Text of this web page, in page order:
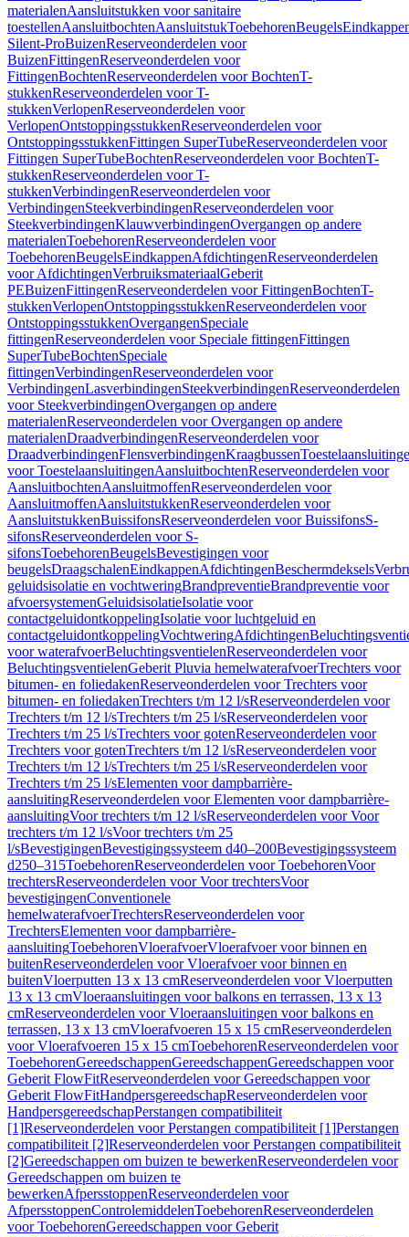
materialenAansluitstukken voor sanitaire
toestellenAansluitbochtenAansluitstukToebehorenBeugels
Silent-ProBuizenReserveonderdelen voor
BuizenFittingenReserveonderdelen voor
FittingenBochtenReserveonderdelen voor BochtenT-
stukkenReserveonderdelen voor T-
stukkenVerlopenReserveonderdelen voor
VerlopenOntstoppingsstukkenReserveonderdelen voor
OntstoppingsstukkenFittingen SuperTubeReserveonderdelen voor
Fittingen SuperTubeBochtenReserveonderdelen voor BochtenT-
stukkenReserveonderdelen voor T-
stukkenVerbindingenReserveonderdelen voor
VerbindingenSteekverbindingenReserveonderdelen voor
SteekverbindingenKlauwverbindingenOvergangen op andere
materialenToebehorenReserveonderdelen voor
ToebehorenBeugelsEindkappenAfdichtingenReserveonderdelen
voor AfdichtingenVerbruiksmateriaalGeberit
PEBuizenFittingenReserveonderdelen voor FittingenBochtenT-
stukkenVerlopenOntstoppingsstukkenReserveonderdelen voor
OntstoppingsstukkenOvergangenSpeciale
fittingenReserveonderdelen voor Speciale fittingenFittingen
SuperTubeBochtenSpeciale
fittingenVerbindingenReserveonderdelen voor
VerbindingenLasverbindingenSteekverbindingenReserveonderdelen
voor SteekverbindingenOvergangen op andere
materialenReserveonderdelen voor Overgangen op andere
materialenDraadverbindingenReserveonderdelen voor
DraadverbindingenFlensverbindingenKraagbussen
voor ToestelaansluitingenAansluitbochtenReserveonderdelen voor
AansluitbochtenAansluitmoffenReserveonderdelen voor
AansluitmoffenAansluitstukkenReserveonderdelen voor
AansluitstukkenBuissifonsReserveonderdelen voor BuissifonsS-
sifonsReserveonderdelen voor S-
sifonsToebehorenBeugelsBevestigingen voor
beugelsDraagschalenEindkappenAfdichtingenBeschermdeksels
geluidsisolatie en vochtweringBrandpreventieBrandpreventie voor
afvoersystemenGeluidsisolatieIsolatie voor
contactgeluidontkoppelingIsolatie voor luchtgeluid en
contactgeluidontkoppelingVochtweringAfdichtingen
voor waterafvoerBeluchtingsventielenReserveonderdelen voor
BeluchtingsventielenGeberit Pluvia hemelwaterafvoerTrechters voor
bitumen- en foliedakenReserveonderdelen voor Trechters voor
bitumen- en foliedakenTrechters t/m 12 l/sReserveonderdelen voor
Trechters t/m 12 l/sTrechters t/m 25 l/sReserveonderdelen voor
Trechters t/m 25 l/sTrechters voor gotenReserveonderdelen voor
Trechters voor gotenTrechters t/m 12 l/sReserveonderdelen voor
Trechters t/m 12 l/sTrechters t/m 25 l/sReserveonderdelen voor
Trechters t/m 25 l/sElementen voor dampbarrière-
aansluitingReserveonderdelen voor Elementen voor dampbarrière-
aansluitingVoor trechters t/m 12 l/sReserveonderdelen voor Voor
trechters t/m 12 l/sVoor trechters t/m 25
l/sBevestigingenBevestigingssysteem d40–200Bevestigingssysteem
d250–315ToebehorenReserveonderdelen voor ToebehorenVoor
trechtersReserveonderdelen voor Voor trechtersVoor
bevestigingenConventionele
hemelwaterafvoerTrechtersReserveonderdelen voor
TrechtersElementen voor dampbarrière-
aansluitingToebehorenVloerafvoerVloerafvoer voor binnen en
buitenReserveonderdelen voor Vloerafvoer voor binnen en
buitenVloerputten 13 x 13 cmReserveonderdelen voor Vloerputten
13 x 13 cmVloeraansluitingen voor balkons en terrassen, 13 x 13
cmReserveonderdelen voor Vloeraansluitingen voor balkons en
terrassen, 13 x 13 cmVloerafvoeren 15 x 15 cmReserveonderdelen
voor Vloerafvoeren 15 x 15 cmToebehorenReserveonderdelen voor
ToebehorenGereedschappenGereedschappenGereedschappen voor
Geberit FlowFitReserveonderdelen voor Gereedschappen voor
Geberit FlowFitHandpersgereedschapReserveonderdelen voor
HandpersgereedschapPerstangen compatibiliteit
[1]Reserveonderdelen voor Perstangen compatibiliteit [1]Perstangen
compatibiliteit [2]Reserveonderdelen voor Perstangen compatibiliteit
[2]Gereedschappen om buizen te bewerkenReserveonderdelen voor
Gereedschappen om buizen te
bewerkenAfpersstoppenReserveonderdelen voor
AfpersstoppenControlemiddelenToebehorenReserveonderdelen
voor ToebehorenGereedschappen voor Geberit